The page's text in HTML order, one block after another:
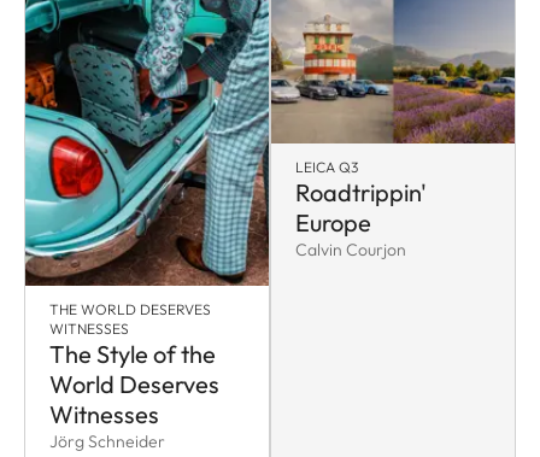
THE WORLD DESERVES
WITNESSES
The Style of the
World Deserves
Witnesses
Jörg Schneider
LEICA Q3
Roadtrippin'
Europe
Calvin Courjon